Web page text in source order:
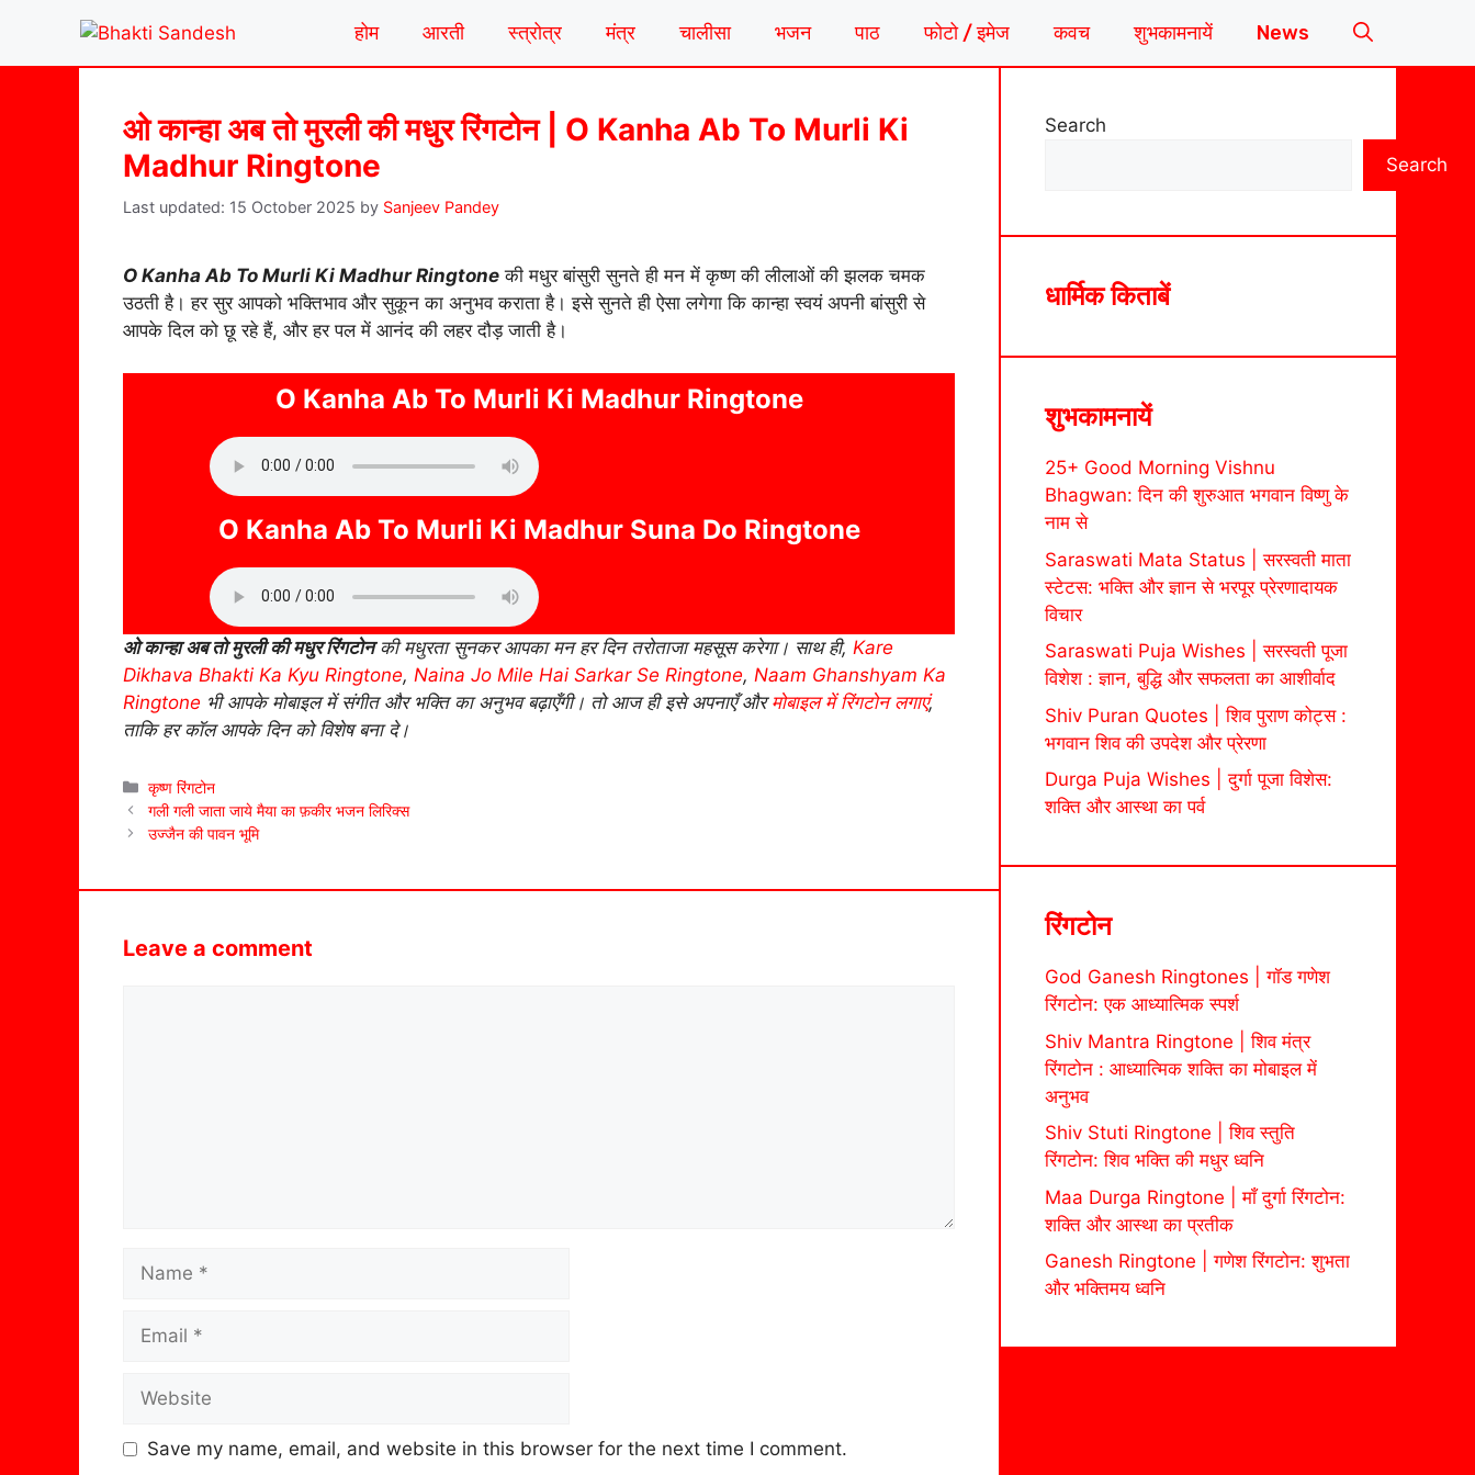
content
होम आरती स्त्रोत्र मंत्र चालीसा भजन पाठ फोटो / इमेज कवच शुभकामनायें News
ओ कान्हा अब तो मुरली की मधुर रिंगटोन | O Kanha Ab To Murli Ki
Madhur Ringtone
15 October 2025 by Sanjeev Pandey
O Kanha Ab To Murli Ki Madhur Ringtone की मधुर बांसुरी सुनते ही मन में कृष्ण की लीलाओं की झलक चमक
उठती है। हर सुर आपको भक्तिभाव और सुकून का अनुभव कराता है। इसे सुनते ही ऐसा लगेगा कि कान्हा स्वयं अपनी बांसुरी से
आपके दिल को छू रहे हैं, और हर पल में आनंद की लहर दौड़ जाती है।
O Kanha Ab To Murli Ki Madhur Ringtone
O Kanha Ab To Murli Ki Madhur Suna Do Ringtone
ओ कान्हा अब तो मुरली की मधुर रिंगटोनकी मधुरता सुनकर आपका मन हर दिन तरोताजा महसूस करेगा। साथ ही, Kare
Dikhava Bhakti Ka Kyu Ringtone, Naina Jo Mile Hai Sarkar Se Ringtone, Naam Ghanshyam Ka
Ringtone भी आपके मोबाइल में संगीत और भक्ति का अनुभव बढ़ाएँगी। तो आज ही इसे अपनाएँ औरमोबाइल में रिंगटोन लगाएं,
ताकि हर कॉल आपके दिन को विशेष बना दे।
Categories
कृष्ण रिंगटोन
गली गली जाता जाये मैया का फ़कीर भजन लिरिक्स
उज्जैन की पावन भूमि
Leave a comment
Save my name, email, and website in this browser for the next time I comment.
Search
Search
धार्मिक किताबें
शुभकामनायें
25+ Good Morning Vishnu
Bhagwan: दिन की शुरुआत भगवान विष्णु के
नाम से
Saraswati Mata Status | सरस्वती माता
स्टेटस: भक्ति और ज्ञान से भरपूर प्रेरणादायक
विचार
Saraswati Puja Wishes | सरस्वती पूजा
विशेश : ज्ञान, बुद्धि और सफलता का आशीर्वाद
Shiv Puran Quotes | शिव पुराण कोट्स :
भगवान शिव की उपदेश और प्रेरणा
Durga Puja Wishes | दुर्गा पूजा विशेस:
शक्ति और आस्था का पर्व
रिंगटोन
God Ganesh Ringtones | गॉड गणेश
रिंगटोन: एक आध्यात्मिक स्पर्श
Shiv Mantra Ringtone | शिव मंत्र
रिंगटोन : आध्यात्मिक शक्ति का मोबाइल में
अनुभव
Shiv Stuti Ringtone | शिव स्तुति
रिंगटोन: शिव भक्ति की मधुर ध्वनि
Maa Durga Ringtone | माँ दुर्गा रिंगटोन:
शक्ति और आस्था का प्रतीक
Ganesh Ringtone | गणेश रिंगटोन: शुभता
और भक्तिमय ध्वनि